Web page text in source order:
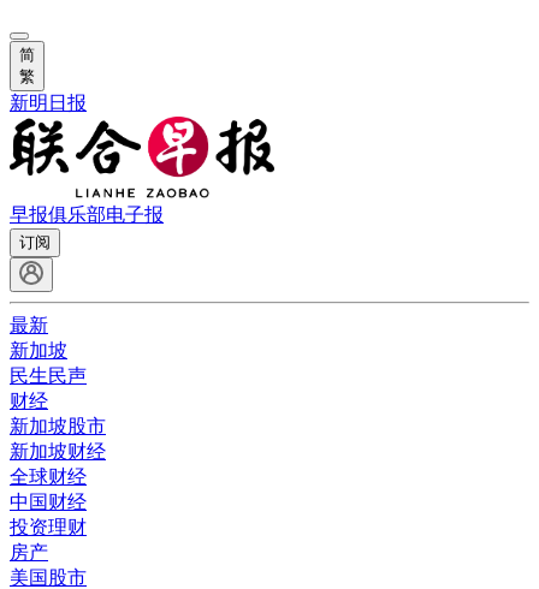
简
繁
新明日报
早报俱乐部电子报
订阅
最新
新加坡
民生民声
财经
新加坡股市
新加坡财经
全球财经
中国财经
投资理财
房产
美国股市